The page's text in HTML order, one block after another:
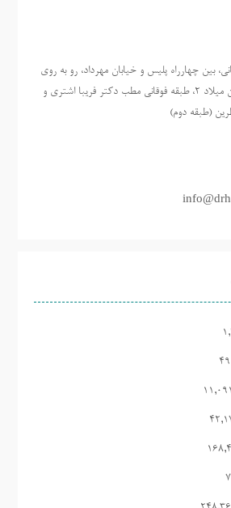
بین چهارراه پلیس و خیابان مهرداد، رو به روی
پارکینگ توحید، ساختمان میلاد ٢، طبقه فوقانی مطب دکتر فریبا اشتری و
(طبقه دوم)
49
11,091